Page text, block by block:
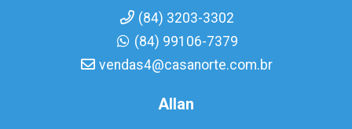
(84) 3203-3302
(84) 99106-7379
vendas4@casanorte.com.br
Allan